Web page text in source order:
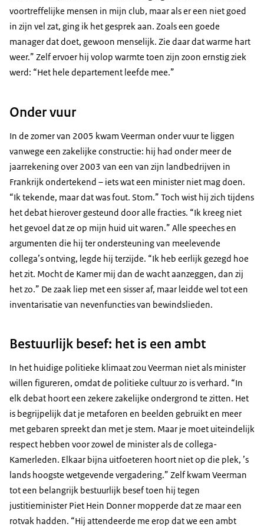
voortreffelijke mensen in mijn club, maar als er een niet goed
in zijn vel zat, ging ik het gesprek aan. Zoals een goede
manager dat doet, gewoon menselijk. Zie daar dat warme hart
weer.” Zelf ervoer hij volop warmte toen zijn zoon ernstig ziek
werd: “Het hele departement leefde mee.”
Onder vuur
In de zomer van 2005 kwam Veerman onder vuur te liggen
vanwege een zakelijke constructie: hij had onder meer de
jaarrekening over 2003 van een van zijn landbedrijven in
Frankrijk ondertekend – iets wat een minister niet mag doen.
“Ik tekende, maar dat was fout. Stom.” Toch wist hij zich tijdens
het debat hierover gesteund door alle fracties. “Ik kreeg niet
het gevoel dat ze op mijn huid uit waren.” Alle speeches en
argumenten die hij ter ondersteuning van meelevende
collega’s ontving, legde hij terzijde. “Ik heb eerlijk gezegd hoe
het zit. Mocht de Kamer mij dan de wacht aanzeggen, dan zij
het zo.” De zaak liep met een sisser af, maar leidde wel tot een
inventarisatie van nevenfuncties van bewindslieden.
Bestuurlijk besef: het is een ambt
In het huidige politieke klimaat zou Veerman niet als minister
willen figureren, omdat de politieke cultuur zo is verhard. “In
elk debat hoort een zekere zakelijke ondergrond te zitten. Het
is begrijpelijk dat je metaforen en beelden gebruikt en meer
met gebaren spreekt dan met je stem. Maar je moet uiteindelijk
respect hebben voor zowel de minister als de collega-
Kamerleden. Elkaar bijna uitfoeteren hoort niet op die plek, ’s
lands hoogste wetgevende vergadering.” Zelf kwam Veerman
tot een belangrijk bestuurlijk besef toen hij tegen
justitieminister Piet Hein Donner mopperde dat ze maar een
rotvak hadden. “Hij attendeerde me erop dat we een ambt